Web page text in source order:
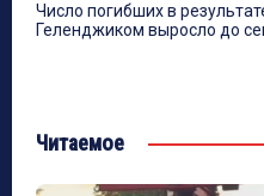
Число погибших в
Геленджиком выросло до
Читаемое